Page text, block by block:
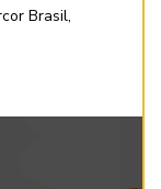
Brasil,